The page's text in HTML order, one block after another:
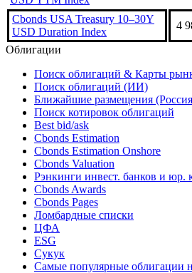
Cbonds USA Treasury 10–30Y
USD Duration Index
4
Облигации
Поиск облигаций & Карты
Поиск облигаций (ИИ)
Ближайшие размещения
Поиск котировок облигаций
Best bid/ask
Cbonds Estimation
Cbonds Estimation Onshore
Cbonds Valuation
Рэнкинги инвест. банков и юр.
Cbonds Awards
Cbonds Pages
Ломбардные списки
ЦФА
ESG
Сукук
Самые популярные облигации